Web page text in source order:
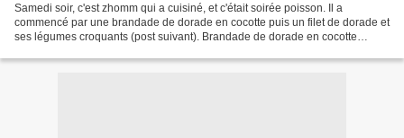
Samedi soir, c'est zhomm qui a cuisiné, et c'était soirée poisson. Il a
commencé par une brandade de dorade en cocotte puis un filet de dorade et
ses légumes croquants (post suivant). Brandade de dorade en cocotte